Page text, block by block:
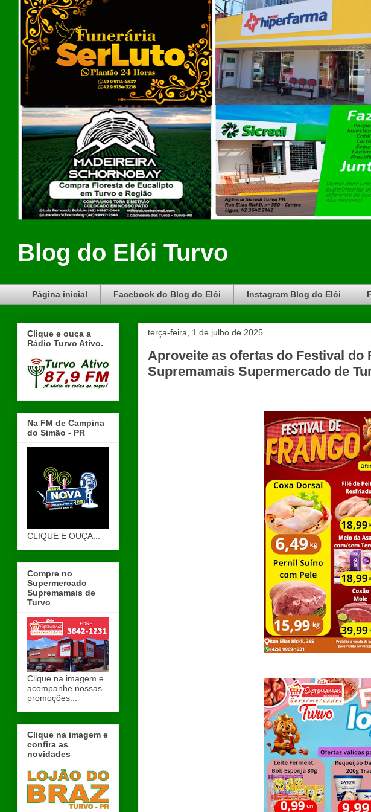
Blog do Elói Turvo
Página inicial Facebook do Blog do Elói Instagram Blog do Elói
terça-feira, 1 de julho de 2025
Aproveite as ofertas do Festival do
Supremamais Supermercado de
Clique e ouça a
Rádio Turvo Ativo.
Na FM de Campina
do Simão - PR
CLIQUE E OUÇA...
Compre no
Supermercado
Supremamais de
Turvo
Clique na imagem e
acompanhe nossas
promoções...
Clique na imagem e
confira as
novidades